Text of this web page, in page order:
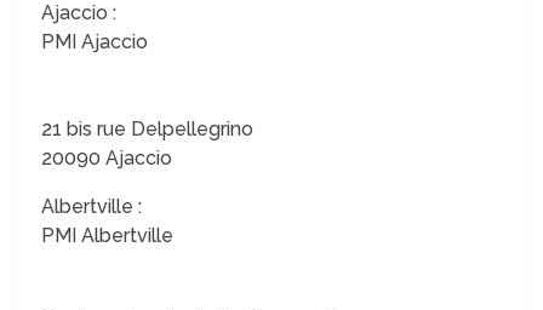
Ajaccio :
PMI Ajaccio
21 bis rue Delpellegrino
20090 Ajaccio
Albertville :
PMI Albertville